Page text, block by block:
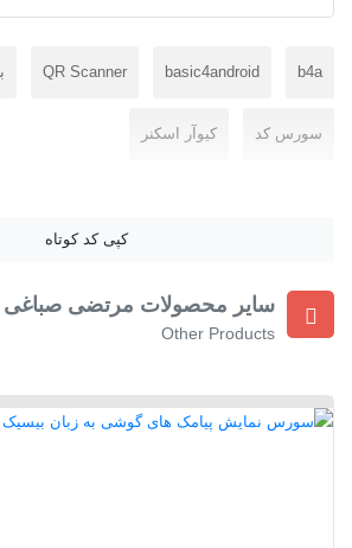
b4a
basic4android
QR Scanner
سورس کد کیوآر اسکنر
کپی کد کوتاه
سایر محصولات مرتضی صباغی
Other Products